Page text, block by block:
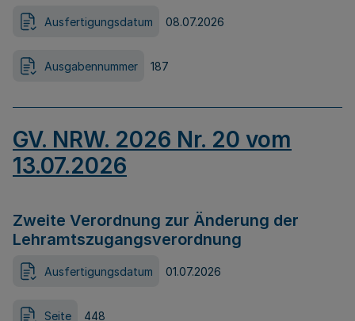
Ausfertigungsdatum 08.07.2026
Ausgabennummer 187
GV. NRW. 2026 Nr. 20 vom
13.07.2026
Zweite Verordnung zur Änderung der
Lehramtszugangsverordnung
Ausfertigungsdatum 01.07.2026
Seite 448